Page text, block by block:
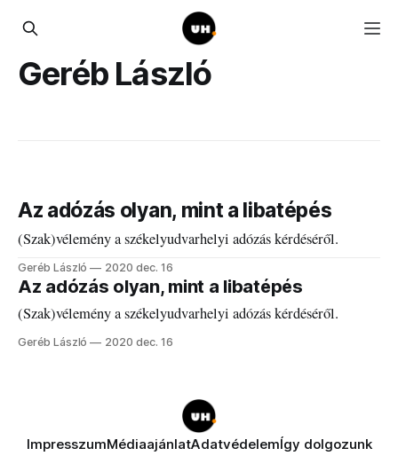
Geréb László
Az adózás olyan, mint a libatépés
(Szak)vélemény a székelyudvarhelyi adózás kérdéséről.
Geréb László 2020 dec. 16
Az adózás olyan, mint a libatépés
(Szak)vélemény a székelyudvarhelyi adózás kérdéséről.
Geréb László 2020 dec. 16
ImpresszumMédiaajánlatAdatvédelemÍgy dolgozunk